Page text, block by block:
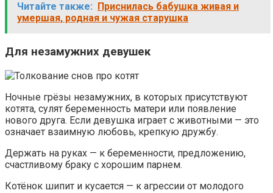
Читайте также:
Приснилась бабушка живая и
умершая, родная и чужая старушка
Для незамужних девушек
Ночные грёзы незамужних, в которых присутствуют
котята, сулят беременность матери или появление
нового друга. Если девушка играет с животными — это
означает взаимную любовь, крепкую дружбу.
Держать на руках — к беременности, предложению,
счастливому браку с хорошим парнем.
Котёнок шипит и кусается — к агрессии от молодого